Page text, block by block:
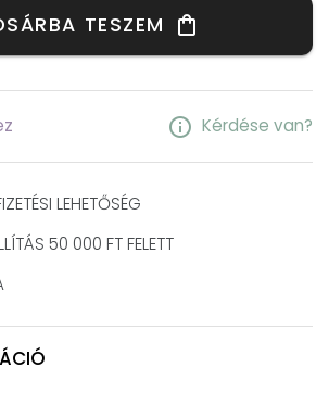
TESZEM shopping_bag
info Kérdése van?
LEHETŐSÉG
50 000 FT FELETT